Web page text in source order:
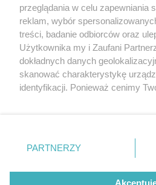
1 / 0
Nie zapomnij
zapoznać się z:
polityką prywatności
Twojemiasto
Piekary Śląskie
Chorzów
Tarnowskie Góry
Gliwice
przeglądania w celu zapewniania
reklam, wybór
treści, badanie odbiorców oraz
Użytkownika my i Zaufani
dokładnych danych
skanować charakterystykę
identyfikacji. Ponieważ cenimy
prywatności znajdujący się w
. Niektóre rodzaje
zgody użytkownika, ale masz
takiemu przetwarzaniu.
PARTNERZY